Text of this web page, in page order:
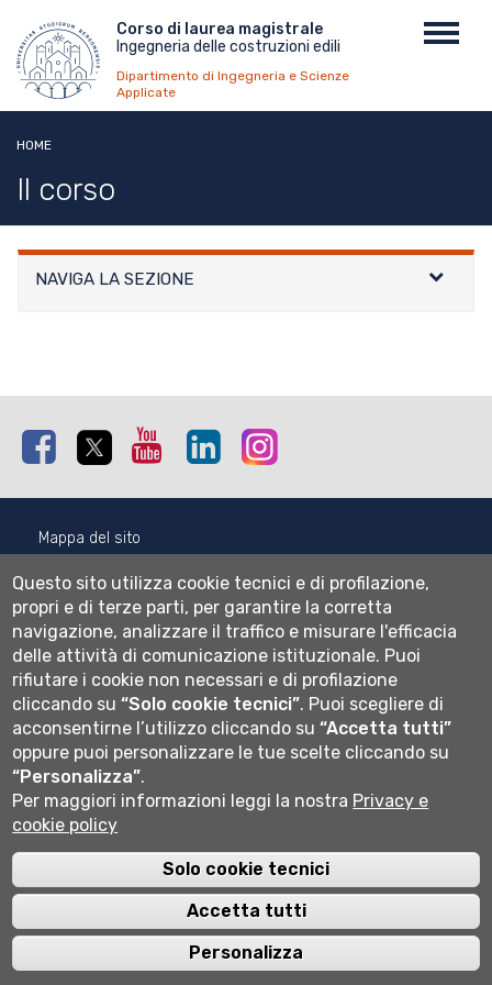
contenuto
principale
Menu
top
Corso di laurea magistrale
Ingegneria delle costruzioni edili
Dipartimento di Ingegneria e Scienze
Applicate
HOME
Il corso
NAVIGA LA SEZIONE
Facebook Twitter Youtube Linkedin
Mappa del sito
Informativa privacy
Cookie settings
Wi-fi
Webmail
Università degli studi di Bergamo
24129 Bergamo
Centralino 035 2052111
Questo sito utilizza cookie tecnici e di profilazione,
propri e di terze parti, per garantire la corretta
navigazione, analizzare il traffico e misurare l'efficacia
delle attività di comunicazione istituzionale. Puoi
rifiutare i cookie non necessari e di profilazione
cliccando su“Solo cookie tecnici”. Puoi scegliere di
acconsentirne l’utilizzo cliccando su“Accetta tutti”
oppure puoi personalizzare le tue scelte cliccando su
“Personalizza”.
Per maggiori informazioni leggi la nostra Privacy e
cookie policy
Solo cookie tecnici
Accetta tutti
Personalizza